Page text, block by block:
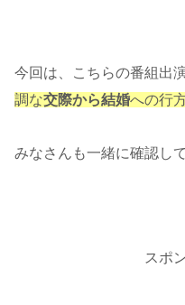
今回は、こちらの番組出
調な交際から結婚への行
みなさんも一緒に確認し
スポ